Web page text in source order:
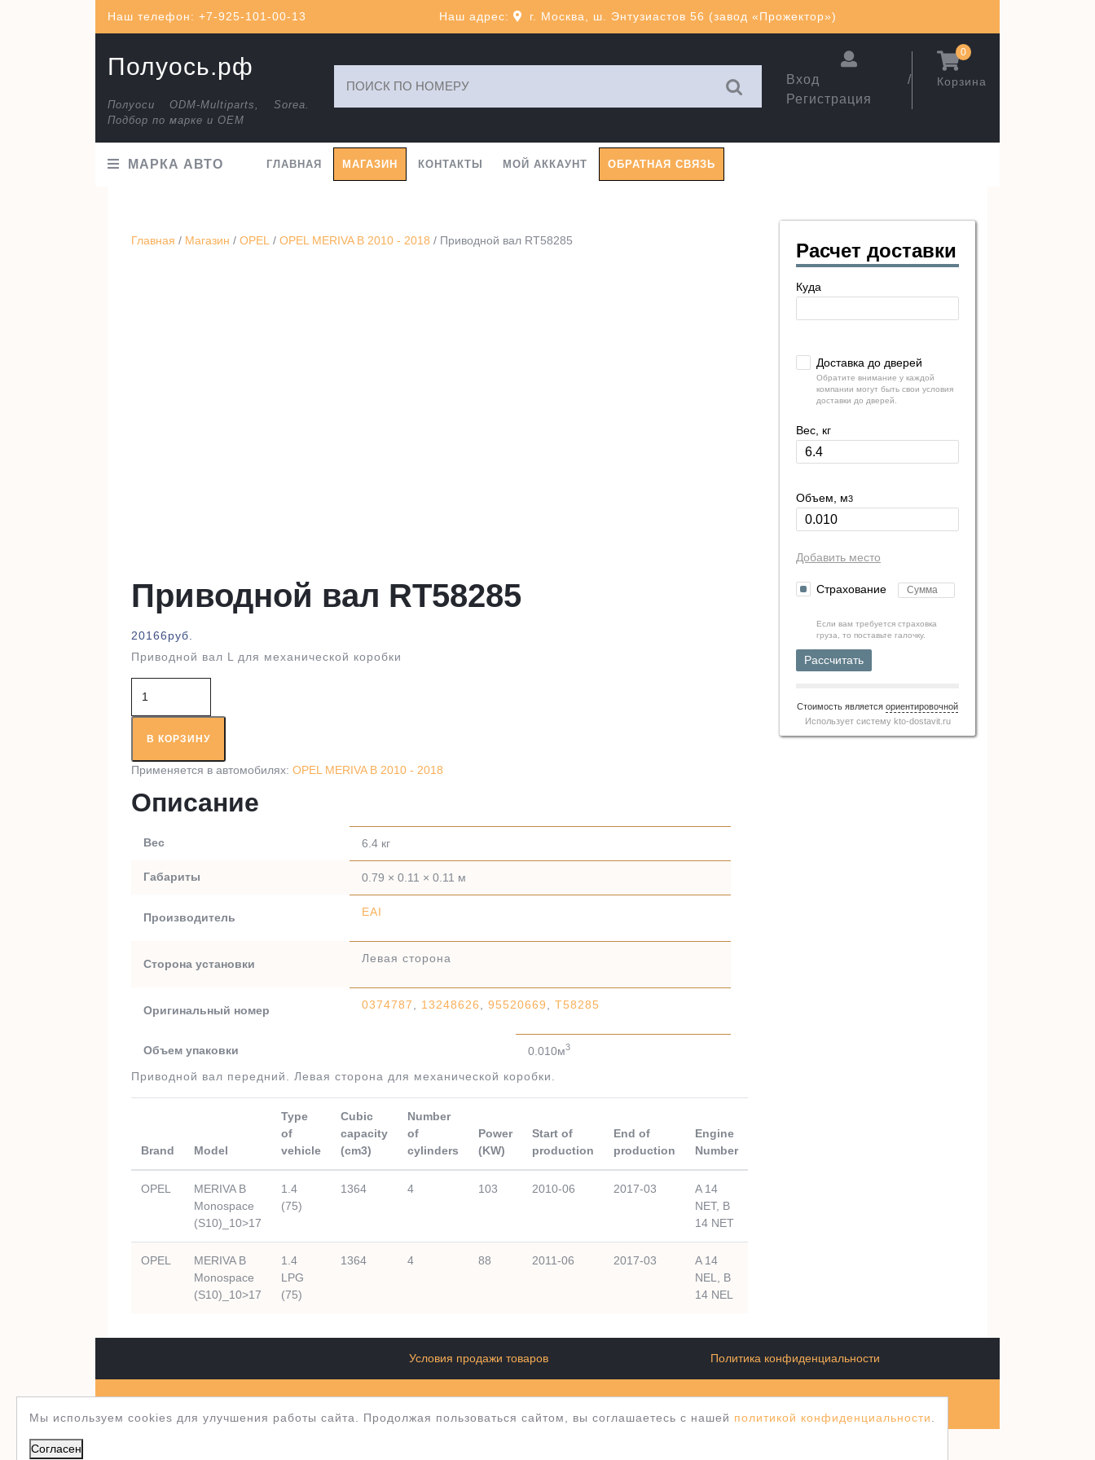
Наш телефон: +7-925-101-00-13 Наш адрес: г. Москва, ш. Энтузиастов 56 (завод «Прожектор»)
Полуось.рф
Полуоси ODM-Multiparts, Sorea.
Подбор по марке и ОЕМ
Вход /
Регистрация
Корзина
0
МАРКА АВТО ГЛАВНАЯ МАГАЗИН КОНТАКТЫ МОЙ АККАУНТ ОБРАТНАЯ СВЯЗЬ
Главная / Магазин / OPEL / OPEL MERIVA B 2010 - 2018 / Приводной вал RT58285
Приводной вал RT58285
20166руб.
Приводной вал L для механической коробки
товара
Приводной
валВ КОРЗИНУ
Применяется в автомобилях: OPEL MERIVA B 2010 - 2018
Описание
Вес 6.4 кг
Габариты 0.79 × 0.11 × 0.11 м
Производитель EAI
Сторона установки Левая сторона
Оригинальный номер 0374787 13248626 95520669 T58285
Объем упаковки 0.010м3
Приводной вал передний. Левая сторона для механической коробки.
Brand Model
Type
of
vehicle
Cubic
capacity
(cm3)
Number
of
cylinders
Power
(KW)
Start of
production
End of
production
Engine
Number
OPEL
MERIVA B
Monospace
(S10)_10>17
1.4
(75)
1364 4 103 2010-06 2017-03
A 14
NET, B
14 NET
OPEL
MERIVA B
Monospace
(S10)_10>17
1.4
LPG
(75)
1364 4 88 2011-06 2017-03
A 14
NEL, B
14 NEL
Расчет доставки
Куда
Доставка до дверей
Обратите внимание у каждой
компании могут быть свои условия
доставки до дверей.
Вес, кг
Объем, м3
Добавить место
Страхование
Если вам требуется страховка
груза, то поставьте галочку.
Рассчитать
Стоимость является ориентировочной
Использует систему kto-dostavit.ru
Мы используем cookies для улучшения работы сайта. Продолжая пользоваться сайтом, вы соглашаетесь с нашей политикой конфиденциальности
Согласен
Условия продажи товаров Политика конфиденциальности